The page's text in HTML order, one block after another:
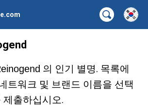
의 인기 별명. 목록에
트워크 및 브랜드 이름을 선택
출하십시오.